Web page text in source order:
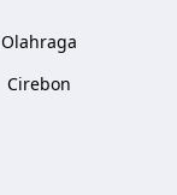
Olahraga
Cirebon